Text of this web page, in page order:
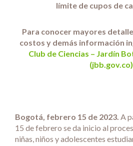
límite de cupos de
Para conocer mayores
costos y demás información
Club de Ciencias – Jardín
(jbb.gov.co)
Bogotá, febrero 15 de 2023. A
15 de febrero se da inicio al
niñas, niños y adolescentes